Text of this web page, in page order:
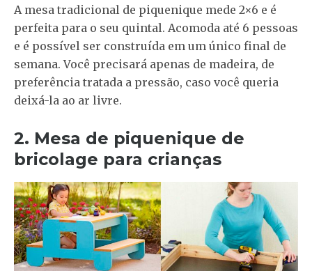
A mesa tradicional de piquenique mede 2×6 e é
perfeita para o seu quintal. Acomoda até 6 pessoas
e é possível ser construída em um único final de
semana. Você precisará apenas de madeira, de
preferência tratada a pressão, caso você queria
deixá-la ao ar livre.
2. Mesa de piquenique de
bricolage para crianças